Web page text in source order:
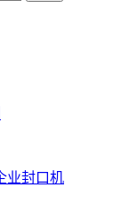
业封口机